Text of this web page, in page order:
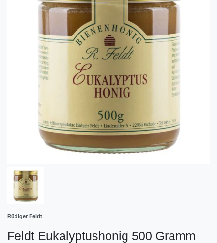
Rüdiger Feldt
Feldt Eukalyptushonig 500 Gramm